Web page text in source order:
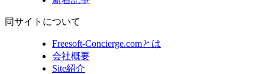
同サイトについて
Freesoft-Concierge.comとは
会社概要
Site紹介